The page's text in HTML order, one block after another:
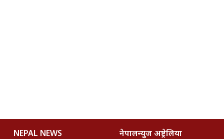
NEPAL NEWS
नेपालन्युज अष्ट्रेलिया